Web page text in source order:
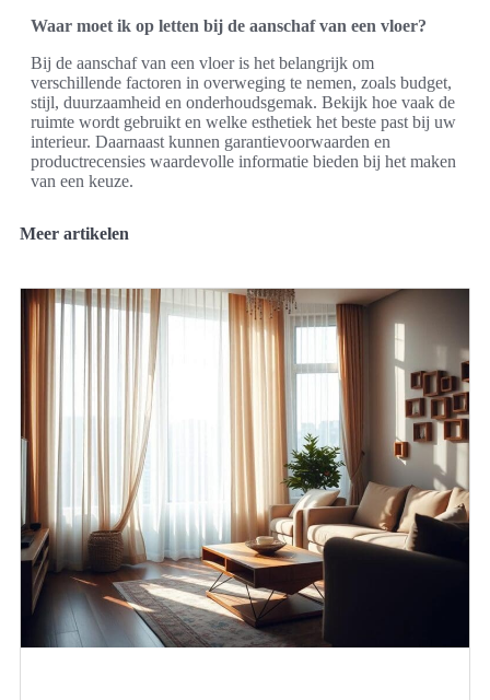
Waar moet ik op letten bij de aanschaf van een vloer?
Bij de aanschaf van een vloer is het belangrijk om
verschillende factoren in overweging te nemen, zoals budget,
stijl, duurzaamheid en onderhoudsgemak. Bekijk hoe vaak de
ruimte wordt gebruikt en welke esthetiek het beste past bij uw
interieur. Daarnaast kunnen garantievoorwaarden en
productrecensies waardevolle informatie bieden bij het maken
van een keuze.
Meer artikelen